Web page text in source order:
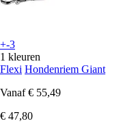
+-3
1 kleuren
Flexi Hondenriem Giant
Vanaf € 55,49
€ 47,80